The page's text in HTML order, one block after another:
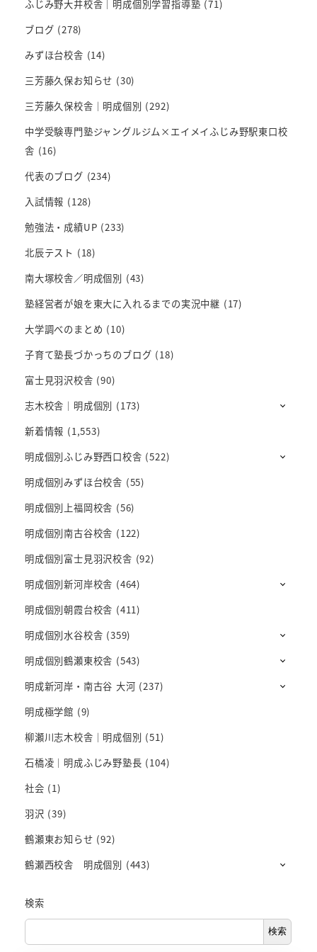
ふじみ野大井校舎｜明成個別学習指導塾 (71)
ブログ (278)
みずほ台校舎 (14)
三芳藤久保お知らせ (30)
三芳藤久保校舎｜明成個別 (292)
中学受験専門塾ジャングルジム×エイメイふじみ野駅東口校
舎 (16)
代表のブログ (234)
入試情報 (128)
勉強法・成績UP (233)
北辰テスト (18)
南大塚校舎／明成個別 (43)
塾経営者が娘を東大に入れるまでの実況中継 (17)
大学調べのまとめ (10)
子育て塾長づかっちのブログ (18)
富士見羽沢校舎 (90)
志木校舎｜明成個別 (173)
新着情報 (1,553)
明成個別ふじみ野西口校舎 (522)
明成個別みずほ台校舎 (55)
明成個別上福岡校舎 (56)
明成個別南古谷校舎 (122)
明成個別富士見羽沢校舎 (92)
明成個別新河岸校舎 (464)
明成個別朝霞台校舎 (411)
明成個別水谷校舎 (359)
明成個別鶴瀬東校舎 (543)
明成新河岸・南古谷 大河 (237)
明成極学館 (9)
柳瀬川志木校舎｜明成個別 (51)
石橋凌｜明成ふじみ野塾長 (104)
社会 (1)
羽沢 (39)
鶴瀬東お知らせ (92)
鶴瀬西校舎 明成個別 (443)
検索
検索